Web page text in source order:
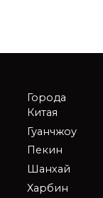
Города
Китая
Гуанчжоу
Пекин
Шанхай
Харбин